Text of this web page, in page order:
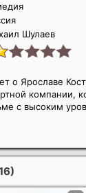
Шулаев
о Ярославе
компании,
с высоким